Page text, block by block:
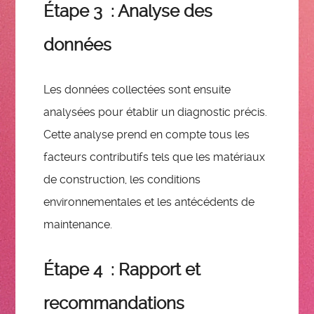
Étape 3 : Analyse des
données
Les données collectées sont ensuite
analysées pour établir un diagnostic précis.
Cette analyse prend en compte tous les
facteurs contributifs tels que les matériaux
de construction, les conditions
environnementales et les antécédents de
maintenance.
Étape 4 : Rapport et
recommandations